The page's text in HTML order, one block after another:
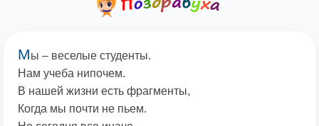
Мы – веселые студенты.
Нам учеба нипочем.
В нашей жизни есть фрагменты,
Когда мы почти не пьем.